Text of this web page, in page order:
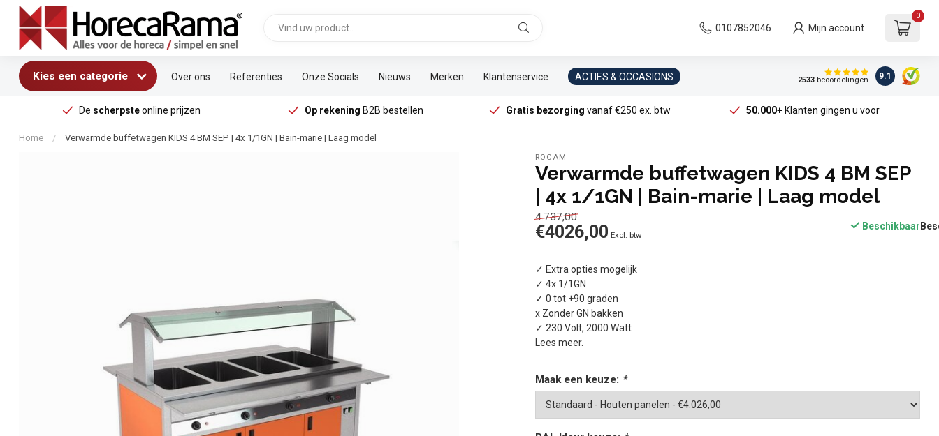
0107852046 Mijn account
0
Kies een categorie Over ons Referenties Onze Socials Nieuws Merken Klantenservice ACTIES & OCCASIONS 2533beoordelingen 9.1
De scherpsteonline prijzen Op rekening B2B bestellen Gratis bezorging vanaf €250 ex. btw 50.000+Klanten gingen u voor
Home / Verwarmde buffetwagen KIDS 4 BM SEP | 4x 1/1GN | Bain-marie | Laag model
ROCAM
Verwarmde buffetwagen KIDS 4 BM SEP
| 4x 1/1GN | Bain-marie | Laag model
4.737,00
€4026,00 Excl. btw
Beschikbaar
✓ Extra opties mogelijk
✓ 4x 1/1GN
✓ 0 tot +90 graden
x Zonder GN bakken
✓ 230 Volt, 2000 Watt
Lees meer.
Maak een keuze: *